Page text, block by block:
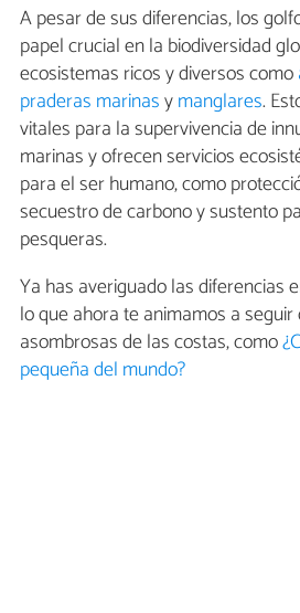
A pesar de sus diferencias, los
papel crucial en la biodiversidad
ecosistemas ricos y diversos como
praderas marinasymanglares.
vitales para la supervivencia de
marinas y ofrecen servicios
para el ser humano, como
secuestro de carbono y sustento
pesqueras.
Ya has averiguado las diferencias
lo que ahora te animamos a
asombrosas de las costas, como
pequeña del mundo?